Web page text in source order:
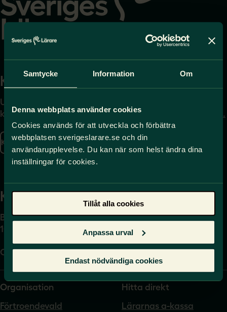
Samtycke Information Om
Denna webbplats använder cookies
Cookies används för att utveckla och förbättra
webbplatsen sverigeslarare.se och din
användarupplevelse. Du kan när som helst ändra dina
inställningar för cookies.
Tillåt alla cookies
Anpassa urval
Endast nödvändiga cookies
Kontakta
Uppgifter om hur du
kontaktar oss finns här.
Kontakta oss
Press
på press@sverigeslarare.
se
Presskontakt
Kansli
Box 17061
104 62 Stockholm
Org.nr. 802540-5542
Organisation
Förtroendevald
Hitta direkt
Lärarnas a-kassa